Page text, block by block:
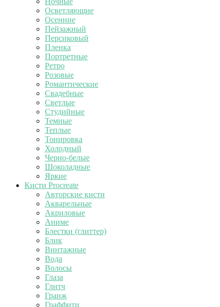
Осветляющие
Осенние
Пейзажный
Персиковый
Пленка
Портретные
Ретро
Розовые
Романтические
Свадебные
Светлые
Студийные
Темные
Теплые
Тонировка
Холодный
Черно-белые
Шоколадные
Яркие
Кисти Procreate
Авторские кисти
Акварельные
Акриловые
Аниме
Блестки (глиттер)
Блик
Винтажные
Вода
Волосы
Глаза
Глитч
Гранж
Граффити